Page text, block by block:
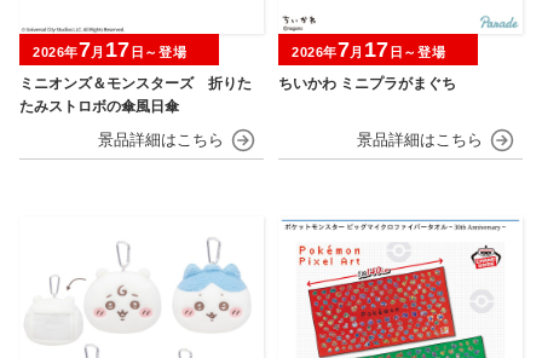
ミニオンズ＆モンスターズ 折りた
たみストロボの傘風日傘
2026年7月 17 日～登場
ちいかわ ミニプラがまぐち
2026年7月 17 日～登場